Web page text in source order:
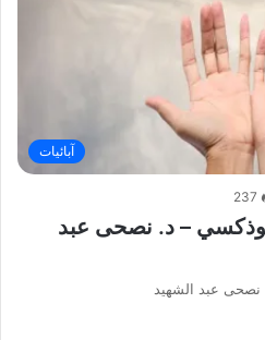
آبائيات
237
– د. نصحى عبد
نصحى عبد الشهيد